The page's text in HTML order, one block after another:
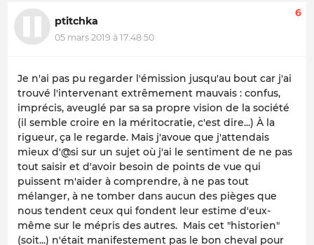
ptitchka
05 mars 2019 à 17:48:50
6
Je n'ai pas pu regarder l'émission jusqu'au bout car j'ai
trouvé l'intervenant extrêmement mauvais : confus,
imprécis, aveuglé par sa sa propre vision de la société
(il semble croire en la méritocratie, c'est dire...) À la
rigueur, ça le regarde. Mais j'avoue que j'attendais
mieux d'@si sur un sujet où j'ai le sentiment de ne pas
tout saisir et d'avoir besoin de points de vue qui
puissent m'aider à comprendre, à ne pas tout
mélanger, à ne tomber dans aucun des pièges que
nous tendent ceux qui fondent leur estime d'eux-
même sur le mépris des autres. Mais cet "historien"
(soit...) n'était manifestement pas le bon cheval pour